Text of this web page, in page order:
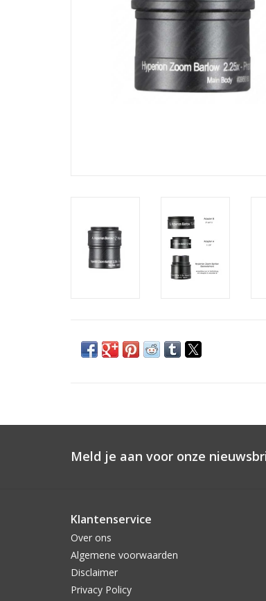
Meld je aan voor onze
Klantenservice
Over ons
Algemene voorwaarden
Disclaimer
Privacy Policy